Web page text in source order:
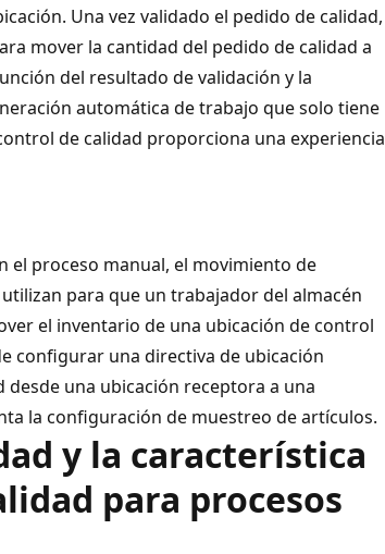
Una vez validado el pedido de calidad,
mover la cantidad del pedido de calidad a
del resultado de validación y la
automática de trabajo que solo tiene
de calidad proporciona una experiencia
el proceso manual, el movimiento de
para que un trabajador del almacén
el inventario de una ubicación de control
configurar una directiva de ubicación
una ubicación receptora a una
la configuración de muestreo de artículos.
y la característica
para procesos